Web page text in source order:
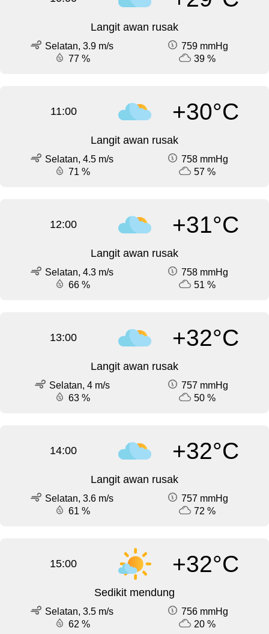
Langit awan rusak
Selatan, 3.9 m/s
759 mmHg
77 %
39 %
11:00 +30°C
Langit awan rusak
Selatan, 4.5 m/s
758 mmHg
71 %
57 %
12:00 +31°C
Langit awan rusak
Selatan, 4.3 m/s
758 mmHg
66 %
51 %
13:00 +32°C
Langit awan rusak
Selatan, 4 m/s
757 mmHg
63 %
50 %
14:00 +32°C
Langit awan rusak
Selatan, 3.6 m/s
757 mmHg
61 %
72 %
15:00 +32°C
Sedikit mendung
Selatan, 3.5 m/s
756 mmHg
62 %
20 %